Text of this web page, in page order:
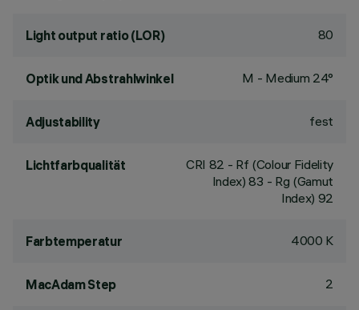
Light output ratio (LOR) 80
Optik und Abstrahlwinkel M - Medium 24°
Adjustability fest
Lichtfarbqualität CRI 82 - Rf (Colour Fidelity
Index) 83 - Rg (Gamut
Index) 92
Farbtemperatur 4000 K
MacAdam Step 2